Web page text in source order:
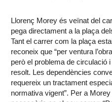
Llorenç Morey és veïnat del
pega directament a la plaça
Tant el carrer com la plaça
reconeix que “per ventura
però el problema de circulació
resolt. Les dependències
requereix un tractament
normativa vigent”. Per a